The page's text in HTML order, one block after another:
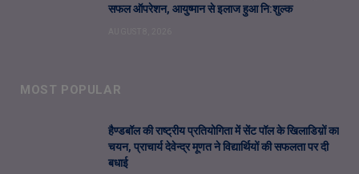
सफल ऑपरेशन, आयुष्मान से इलाज हुआ नि:शुल्क
MOST POPULAR
हैण्डबॉल की राष्ट्रीय प्रतियोगिता में सेंट पॉल के खिलाडिय़ों का
चयन, प्राचार्य देवेन्द्र मूणत ने विद्यार्थियों की सफलता पर दी
बधाई